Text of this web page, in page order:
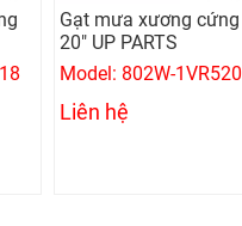
Gạt mưa xương cứng
20" UP PARTS
Model: 802W-1VR520
Liên hệ